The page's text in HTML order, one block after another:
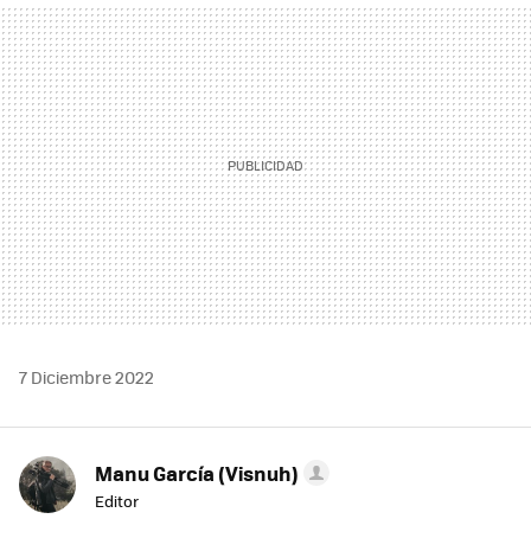
MAIL
7 Diciembre 2022
Manu García (Visnuh)
Editor